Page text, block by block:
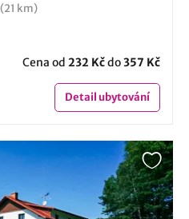
(21 km)
Cena od 232 Kčdo357 Kč
Detailubytování